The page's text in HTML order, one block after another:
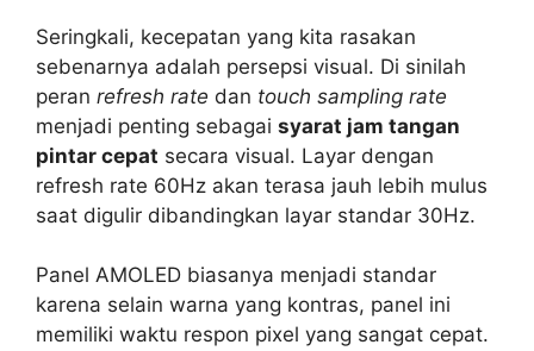
Seringkali, kecepatan yang kita rasakan
sebenarnya adalah persepsi visual. Di sinilah
peran refresh rate dan touch sampling rate
menjadi penting sebagai syarat jam tangan
pintar cepat secara visual. Layar dengan
refresh rate 60Hz akan terasa jauh lebih mulus
saat digulir dibandingkan layar standar 30Hz.
Panel AMOLED biasanya menjadi standar
karena selain warna yang kontras, panel ini
memiliki waktu respon pixel yang sangat cepat.